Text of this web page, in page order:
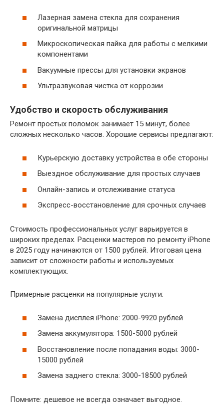
Лазерная замена стекла для сохранения
оригинальной матрицы
Микроскопическая пайка для работы с мелкими
компонентами
Вакуумные прессы для установки экранов
Ультразвуковая чистка от коррозии
Удобство и скорость обслуживания
Ремонт простых поломок занимает 15 минут, более
сложных несколько часов. Хорошие сервисы предлагают:
Курьерскую доставку устройства в обе стороны
Выездное обслуживание для простых случаев
Онлайн-запись и отслеживание статуса
Экспресс-восстановление для срочных случаев
Стоимость профессиональных услуг варьируется в
широких пределах. Расценки мастеров по ремонту iPhone
в 2025 году начинаются от 1500 рублей. Итоговая цена
зависит от сложности работы и используемых
комплектующих.
Примерные расценки на популярные услуги:
Замена дисплея iPhone: 2000-9920 рублей
Замена аккумулятора: 1500-5000 рублей
Восстановление после попадания воды: 3000-
15000 рублей
Замена заднего стекла: 3000-18500 рублей
Помните: дешевое не всегда означает выгодное.